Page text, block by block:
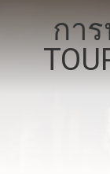
ทัวร์
โรงงาน
กา